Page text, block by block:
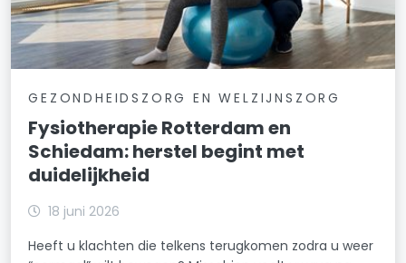
GEZONDHEIDSZORG EN WELZIJNSZORG
Fysiotherapie Rotterdam en
Schiedam: herstel begint met
duidelijkheid
18 juni 2026
Heeft u klachten die telkens terugkomen zodra u weer